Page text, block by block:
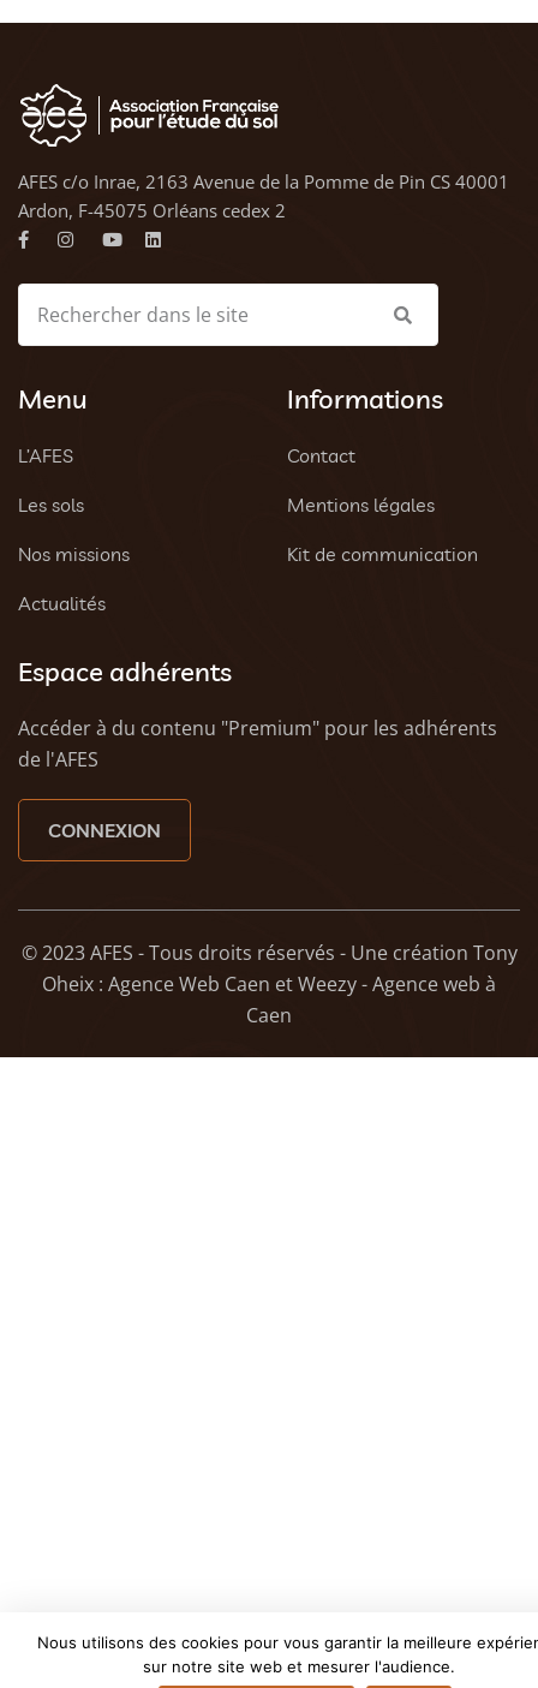
AFES c/o Inrae, 2163 Avenue de la Pomme de Pin CS 40001
Ardon, F-45075 Orléans cedex 2
Menu
L’AFES
Les sols
Nos missions
Actualités
Informations
Contact
Mentions légales
Kit de communication
Espace adhérents
Accéder à du contenu "Premium" pour les adhérents
de l'AFES
CONNEXION
© 2023 AFES - Tous droits réservés - Une création Tony
Oheix : Agence Web Caen etWeezy - Agence web à
Caen
Nous utilisons des cookies pour vous garantir la meilleure
sur notre site web et mesurer l'audience.